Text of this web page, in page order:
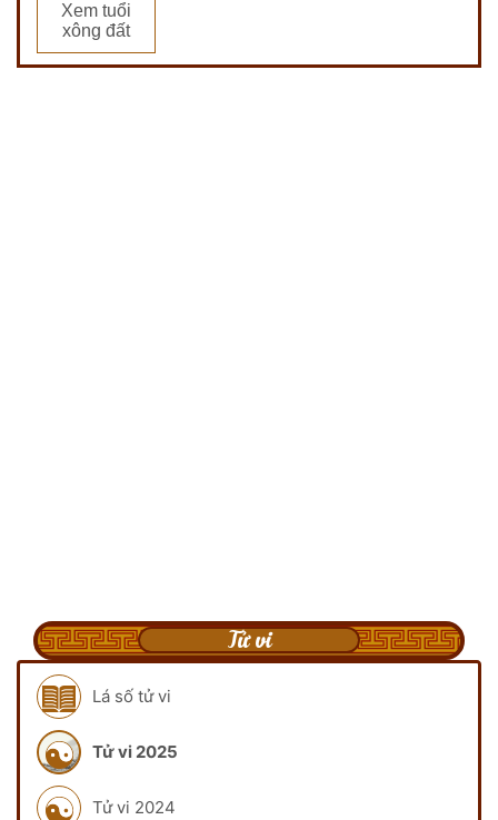
Xem tuổi
xông đất
Tử vi
Lá số tử vi
Tử vi 2025
Tử vi 2024